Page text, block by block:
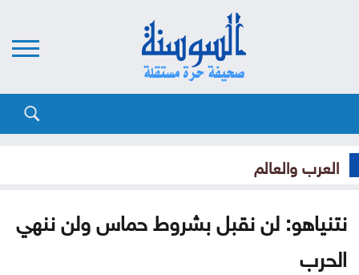
العرب والعالم
نتنياهو: لن نقبل بشروط حماس ولن ننهي
الحرب